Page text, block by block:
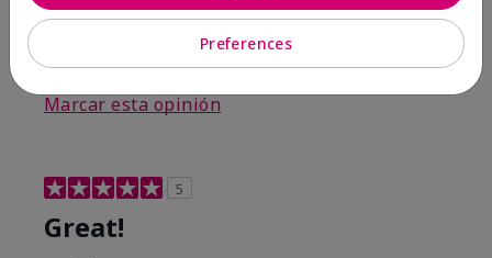
opinión?
Marcar esta opinión
5
Great!
Preferences